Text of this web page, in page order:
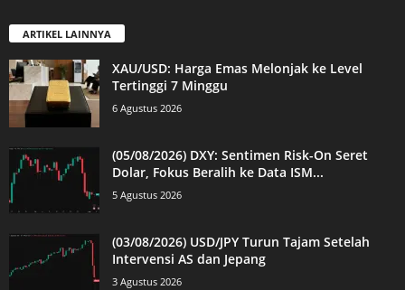
ARTIKEL LAINNYA
XAU/USD: Harga Emas Melonjak ke Level
Tertinggi 7 Minggu
6 Agustus 2026
(05/08/2026) DXY: Sentimen Risk-On Seret
Dolar, Fokus Beralih ke Data ISM...
5 Agustus 2026
(03/08/2026) USD/JPY Turun Tajam Setelah
Intervensi AS dan Jepang
3 Agustus 2026